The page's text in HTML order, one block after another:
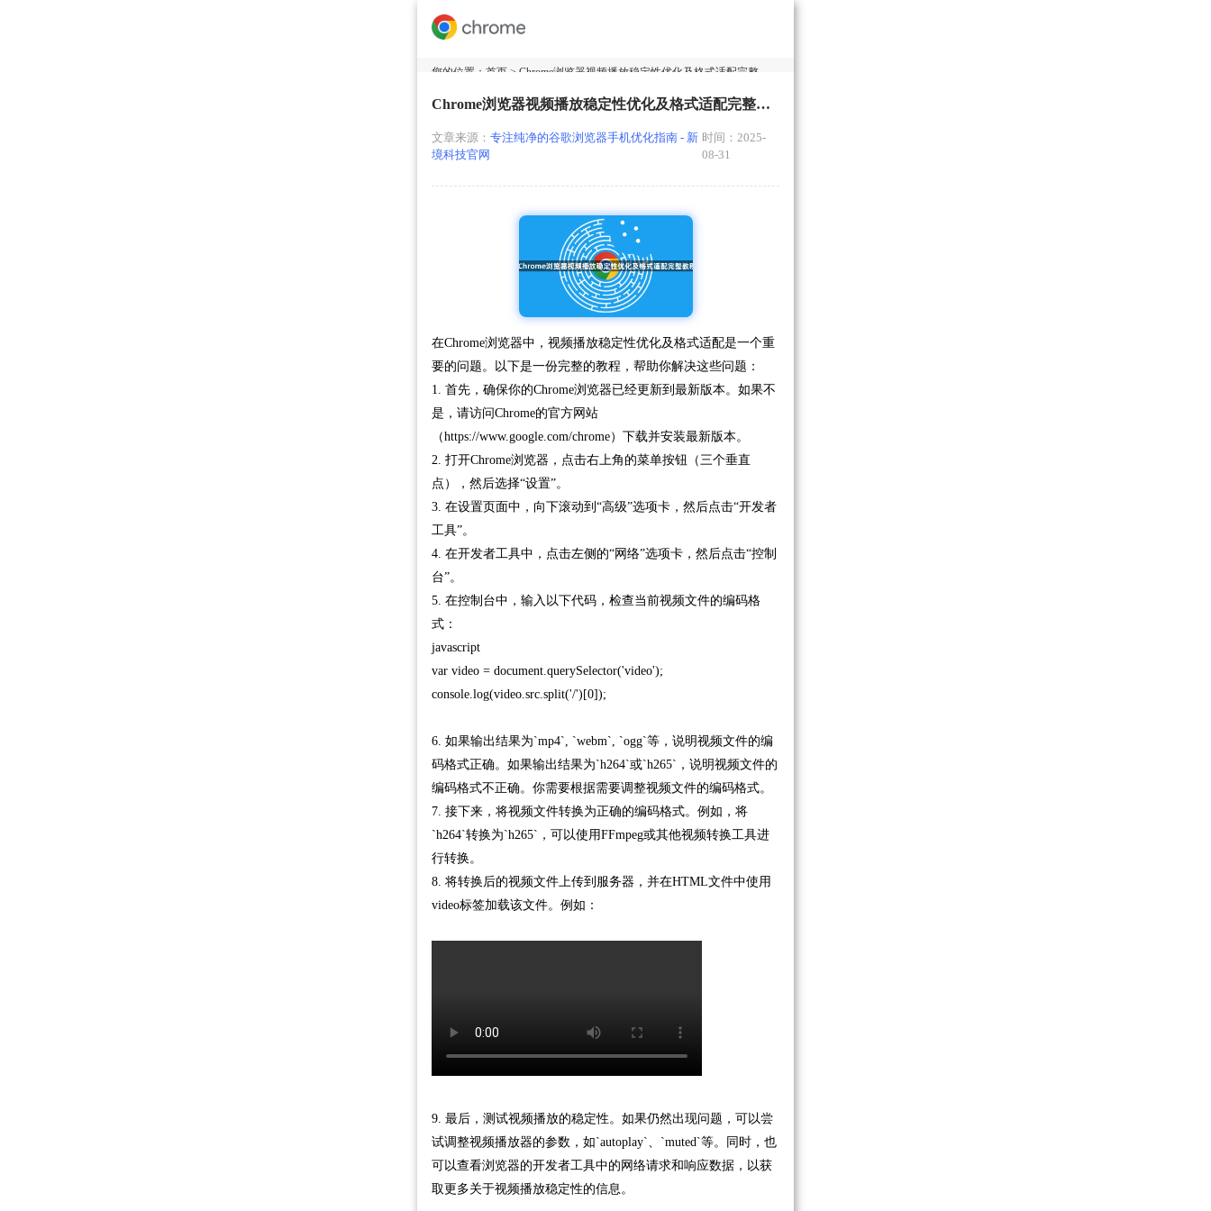
您的位置： 首页 > Chrome浏览器视频播放稳定性优化及格式适配完整教程
Chrome浏览器视频播放稳定性优化及格式适配完整教程
文章来源： 专注纯净的谷歌浏览器手机优化指南 - 新
境科技官网
时间：2025-
08-31
在Chrome浏览器中，视频播放稳定性优化及格式适配是一个重
要的问题。以下是一份完整的教程，帮助你解决这些问题：
1. 首先，确保你的Chrome浏览器已经更新到最新版本。如果不
是，请访问Chrome的官方网站
（https://www.google.com/chrome）下载并安装最新版本。
2. 打开Chrome浏览器，点击右上角的菜单按钮（三个垂直
点），然后选择“设置”。
3. 在设置页面中，向下滚动到“高级”选项卡，然后点击“开发者
工具”。
4. 在开发者工具中，点击左侧的“网络”选项卡，然后点击“控制
台”。
5. 在控制台中，输入以下代码，检查当前视频文件的编码格
式：
javascript
var video = document.querySelector('video');
console.log(video.src.split('/')[0]);
6. 如果输出结果为`mp4`, `webm`, `ogg`等，说明视频文件的编
码格式正确。如果输出结果为`h264`或`h265`，说明视频文件的
编码格式不正确。你需要根据需要调整视频文件的编码格式。
7. 接下来，将视频文件转换为正确的编码格式。例如，将
`h264`转换为`h265`，可以使用FFmpeg或其他视频转换工具进
行转换。
8. 将转换后的视频文件上传到服务器，并在HTML文件中使用
video标签加载该文件。例如：
9. 最后，测试视频播放的稳定性。如果仍然出现问题，可以尝
试调整视频播放器的参数，如`autoplay`、`muted`等。同时，也
可以查看浏览器的开发者工具中的网络请求和响应数据，以获
取更多关于视频播放稳定性的信息。